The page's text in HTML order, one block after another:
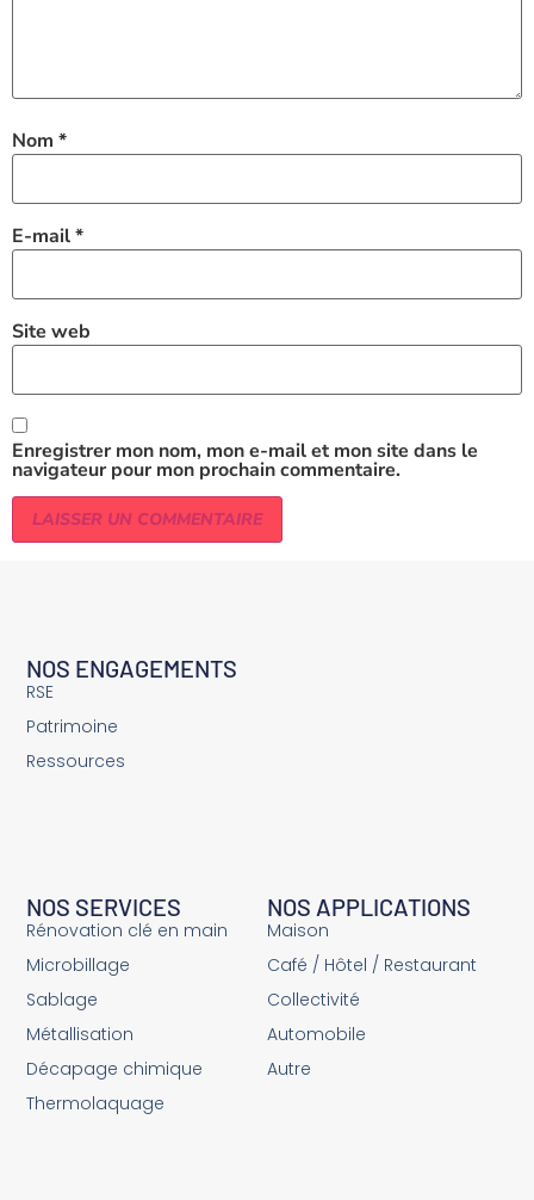
Nom *
E-mail*
Site web
Enregistrer mon nom, mon e-mail et mon site dans le
navigateur pour mon prochain commentaire.
NOS APPLICATIONS
Maison
Café / Hôtel / Restaurant
Collectivité
Automobile
Autre
NOS SERVICES
Rénovation clé en main
Microbillage
Sablage
Métallisation
Décapage chimique
Thermolaquage
NOS ENGAGEMENTS
RSE
Patrimoine
Ressources